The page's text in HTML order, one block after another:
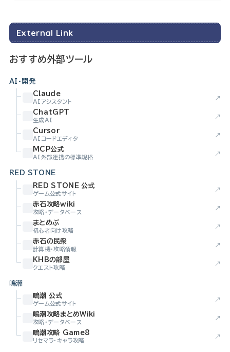
External Link
おすすめ外部ツール
AI・開発
Claude
AIアシスタント
↗
ChatGPT
生成AI
↗
Cursor
AIコードエディタ
↗
MCP公式
AI外部連携の標準規格
↗
RED STONE
RED STONE 公式
ゲーム公式サイト
↗
赤石攻略wiki
攻略・データベース
↗
まとめぶ
初心者向け攻略
↗
赤石の民衆
計算機・攻略情報
↗
KHBの部屋
クエスト攻略
↗
鳴潮
鳴潮 公式
ゲーム公式サイト
↗
鳴潮攻略まとめWiki
攻略・データベース
↗
鳴潮攻略 Game8
リセマラ・キャラ攻略
↗